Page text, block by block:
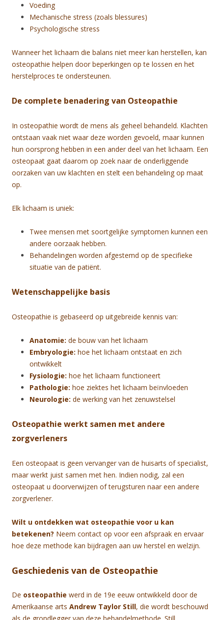
Voeding
Mechanische stress (zoals blessures)
Psychologische stress
Wanneer het lichaam die balans niet meer kan herstellen, kan
osteopathie helpen door beperkingen op te lossen en het
herstelproces te ondersteunen.
De complete benadering van Osteopathie
In osteopathie wordt de mens als geheel behandeld. Klachten
ontstaan vaak niet waar deze worden gevoeld, maar kunnen
hun oorsprong hebben in een ander deel van het lichaam. Een
osteopaat gaat daarom op zoek naar de onderliggende
oorzaken van uw klachten en stelt een behandeling op maat
op.
Elk lichaam is uniek:
Twee mensen met soortgelijke symptomen kunnen een
andere oorzaak hebben.
Behandelingen worden afgestemd op de specifieke
situatie van de patiënt.
Wetenschappelijke basis
Osteopathie is gebaseerd op uitgebreide kennis van:
Anatomie: de bouw van het lichaam
Embryologie: hoe het lichaam ontstaat en zich
ontwikkelt
Fysiologie: hoe het lichaam functioneert
Pathologie: hoe ziektes het lichaam beïnvloeden
Neurologie: de werking van het zenuwstelsel
Osteopathie werkt samen met andere
zorgverleners
Een osteopaat is geen vervanger van de huisarts of specialist,
maar werkt juist samen met hen. Indien nodig, zal een
osteopaat u doorverwijzen of terugsturen naar een andere
zorgverlener.
Wilt u ontdekken wat osteopathie voor u kan
betekenen? Neem contact op voor een afspraak en ervaar
hoe deze methode kan bijdragen aan uw herstel en welzijn.
Geschiedenis van de Osteopathie
De osteopathie werd in de 19e eeuw ontwikkeld door de
Amerikaanse arts Andrew Taylor Still, die wordt beschouwd